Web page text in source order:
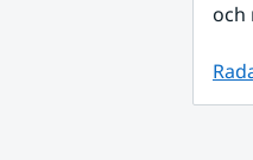
och